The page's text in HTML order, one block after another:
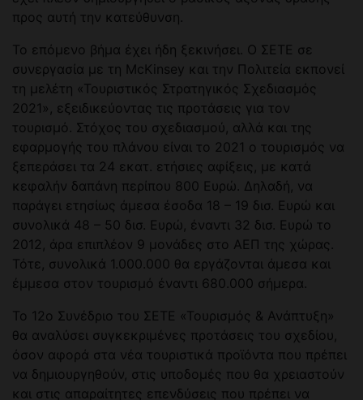
προς αυτή την κατεύθυνση.
Το επόμενο βήμα έχει ήδη ξεκινήσει. Ο ΣΕΤΕ σε
συνεργασία με τη McKinsey και την Πολιτεία εκπονεί
τη μελέτη «Τουριστικός Στρατηγικός Σχεδιασμός
2021», εξειδικεύοντας τις προτάσεις για τον
τουρισμό. Στόχος του σχεδιασμού, αλλά και της
εφαρμογής του πλάνου είναι το 2021 ο τουρισμός να
ξεπεράσει τα 24 εκατ. ετήσιες αφίξεις, με κατά
κεφαλήν δαπάνη περίπου 800 Ευρώ. Δηλαδή, να
παράγει ετησίως άμεσα έσοδα 18 – 19 δισ. Ευρώ και
συνολικά 48 – 50 δισ. Ευρώ, έναντι 32 δισ. Ευρώ το
2012, άρα επιπλέον 9 μονάδες στο ΑΕΠ της χώρας.
Τότε, συνολικά 1.000.000 θα εργάζονται άμεσα και
έμμεσα στον τουρισμό έναντι 680.000 σήμερα.
Το 12ο Συνέδριο του ΣΕΤΕ «Τουρισμός & Ανάπτυξη»
θα αναλύσει συγκεκριμένες προτάσεις του σχεδίου,
όσον αφορά στα νέα τουριστικά προϊόντα που πρέπει
να δημιουργηθούν, στις υποδομές που θα χρειαστούν
και στις απαραίτητες επενδύσεις που πρέπει να